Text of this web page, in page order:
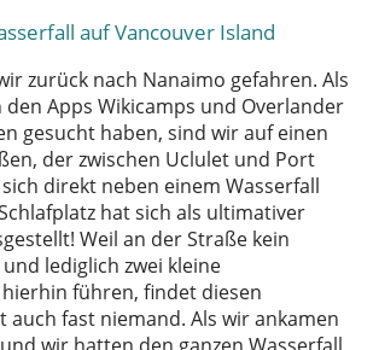
auf Vancouver Island
zurück nach Nanaimo gefahren. Als
Apps Wikicamps und Overlander
gesucht haben, sind wir auf einen
der zwischen Uclulet und Port
direkt neben einem Wasserfall
hat sich als ultimativer
Weil an der Straße kein
lediglich zwei kleine
führen, findet diesen
auch fast niemand. Als wir ankamen